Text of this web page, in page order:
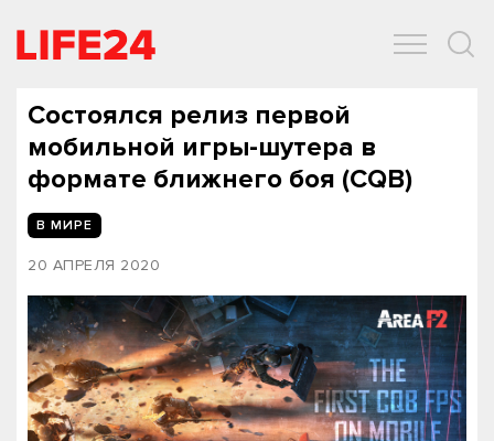
Состоялся релиз первой
мобильной игры-шутера в
формате ближнего боя (CQB)
В МИРЕ
20 АПРЕЛЯ 2020